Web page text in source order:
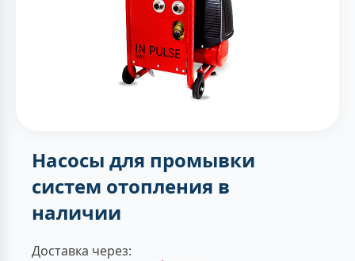
Насосы для промывки
систем отопления в
наличии
Доставка через: